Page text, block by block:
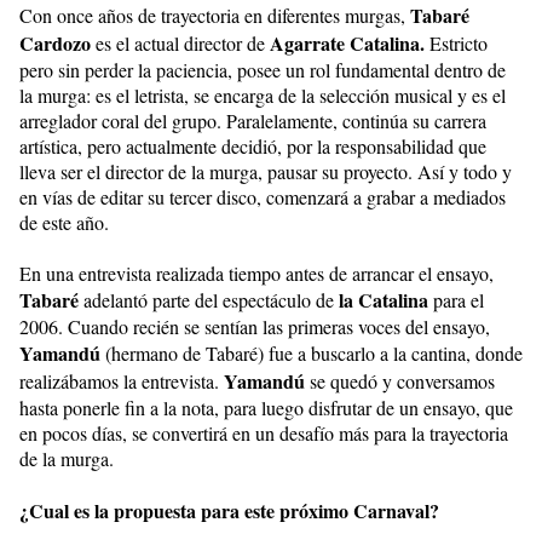
Con once años de trayectoria en diferentes murgas, Tabaré
Cardozoes el actual director deAgarrate Catalina.Estricto
pero sin perder la paciencia, posee un rol fundamental dentro de
la murga: es el letrista, se encarga de la selección musical y es el
arreglador coral del grupo. Paralelamente, continúa su carrera
artística, pero actualmente decidió, por la responsabilidad que
lleva ser el director de la murga, pausar su proyecto. Así y todo y
en vías de editar su tercer disco, comenzará a grabar a mediados
de este año.
En una entrevista realizada tiempo antes de arrancar el ensayo,
Tabaréadelantó parte del espectáculo dela Catalinapara el
2006. Cuando recién se sentían las primeras voces del ensayo,
Yamandú(hermano de Tabaré) fue a buscarlo a la cantina, donde
realizábamos la entrevista. Yamandúse quedó y conversamos
hasta ponerle fin a la nota, para luego disfrutar de un ensayo, que
en pocos días, se convertirá en un desafío más para la trayectoria
de la murga.
¿Cual es la propuesta para este próximo Carnaval?